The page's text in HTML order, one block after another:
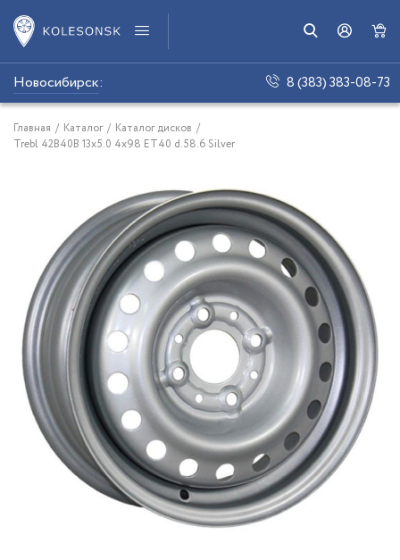
Новосибирск: 8 (383) 383-08-73
Главная / Каталог / Каталог дисков /
Trebl 42B40B 13x5.0 4x98 ET40 d.58.6 Silver